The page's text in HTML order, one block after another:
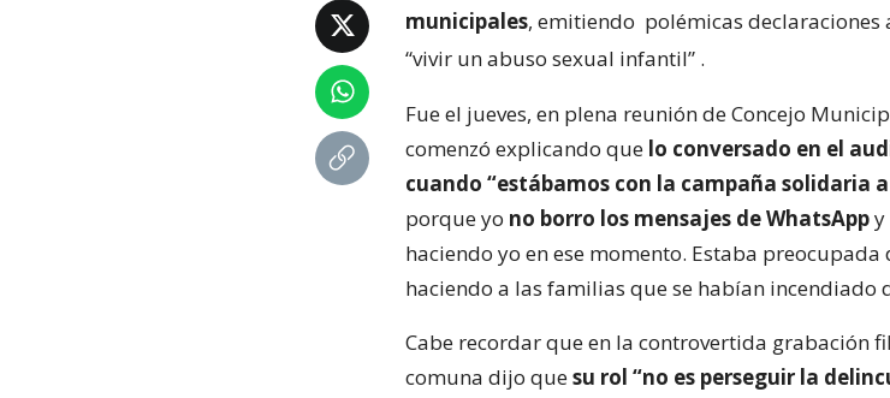
municipales, emitiendo polémicas
“vivir un abuso sexual infantil” .
Fue el jueves, en plena reunión de Concejo
comenzó explicando que lo conversado en el
cuando “estábamos con la campaña solidaria
porque yo no borro los mensajes de WhatsAppy
haciendo yo en ese momento. Estaba
haciendo a las familias que se habían incendiado
Cabe recordar que en la controvertida grabación
comuna dijo quesu rol “no es perseguir la